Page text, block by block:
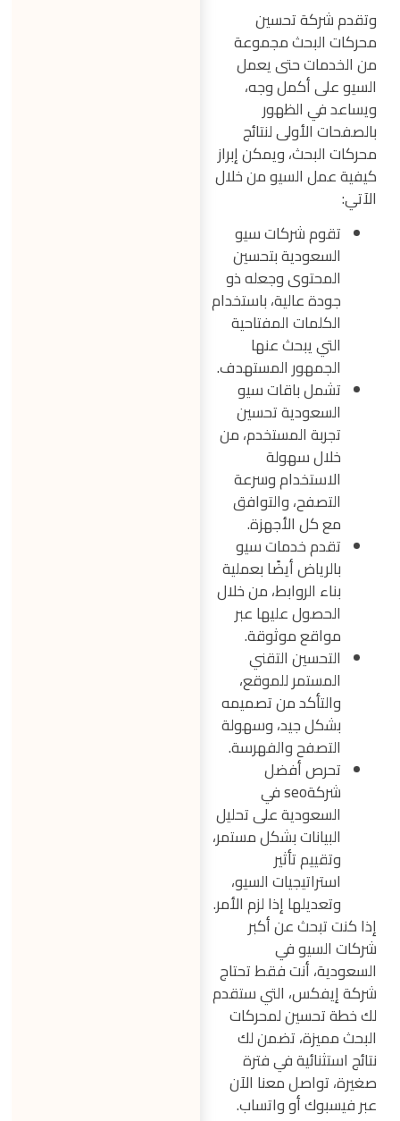
وتقدم شركة تحسين
محركات البحث مجموعة
من الخدمات حتى يعمل
السيو على أكمل وجه،
ويساعد في الظهور
بالصفحات الأولى لنتائج
محركات البحث، ويمكن إبراز
كيفية عمل السيو من خلال
الآتي:
تقوم شركات سيو
السعودية بتحسين
المحتوى وجعله ذو
جودة عالية، باستخدام
الكلمات المفتاحية
التي يبحث عنها
الجمهور المستهدف.
تشمل باقات سيو
السعودية تحسين
تجربة المستخدم، من
خلال سهولة
الاستخدام وسرعة
التصفح، والتوافق
مع كل الأجهزة.
تقدم خدمات سيو
بالرياض أيضًا بعملية
بناء الروابط، من خلال
الحصول عليها عبر
مواقع موثوقة.
التحسين التقني
المستمر للموقع،
والتأكد من تصميمه
بشكل جيد، وسهولة
التصفح والفهرسة.
تحرص أفضل
شركةseo في
السعودية على تحليل
البيانات بشكل مستمر،
وتقييم تأثير
استراتيجيات السيو،
وتعديلها إذا لزم الأمر.
إذا كنت تبحث عن أكبر
شركات السيو في
السعودية، أنت فقط تحتاج
شركة إيفكس، التي ستقدم
لك خطة تحسين لمحركات
البحث مميزة، تضمن لك
نتائج استثنائية في فترة
صغيرة، تواصل معنا الآن
عبر فيسبوك أو واتساب.